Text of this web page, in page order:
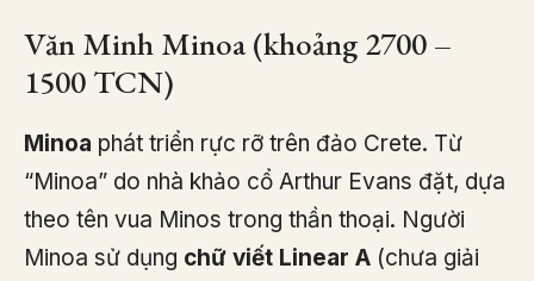
Văn Minh Minoa (khoảng 2700 –
1500 TCN)
Minoa phát triển rực rỡ trên đảo Crete. Từ
“Minoa” do nhà khảo cổ Arthur Evans đặt, dựa
theo tên vua Minos trong thần thoại. Người
Minoa sử dụng chữ viết Linear A (chưa giải